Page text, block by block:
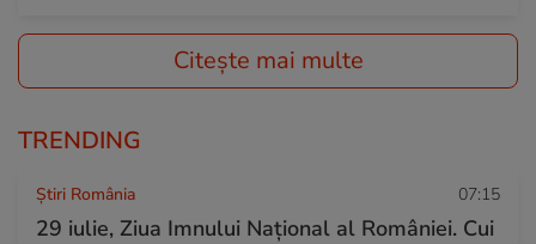
Citește mai multe
TRENDING
Știri România 07:15
29 iulie, Ziua Imnului Național al României. Cui